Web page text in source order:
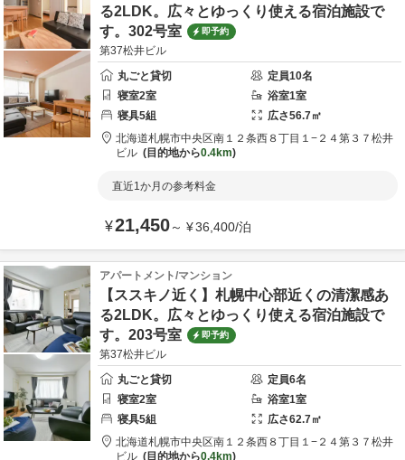
る2LDK。広々とゆっくり使える宿泊施設で
す。302号室
即予約
第37松井ビル
丸ごと貸切
定員10名
寝室2室 浴室1室
寝具5組 広さ56.7㎡
北海道札幌市中央区南１２条西８丁目１−２４第３７松井
ビル
目的地から0.4km
直近1か月の参考料金
¥21,450～ ¥36,400/泊
アパートメント/マンション
【ススキノ近く】札幌中心部近くの清潔感あ
る2LDK。広々とゆっくり使える宿泊施設で
す。203号室
即予約
第37松井ビル
丸ごと貸切
定員6名
寝室2室 浴室1室
寝具5組 広さ62.7㎡
北海道札幌市中央区南１２条西８丁目１−２４第３７松井
ビル
目的地から0.4km